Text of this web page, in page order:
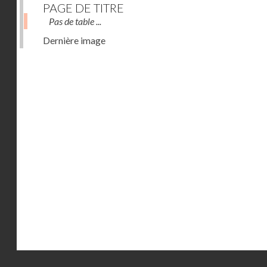
PAGE DE TITRE
Pas de table ...
Dernière image